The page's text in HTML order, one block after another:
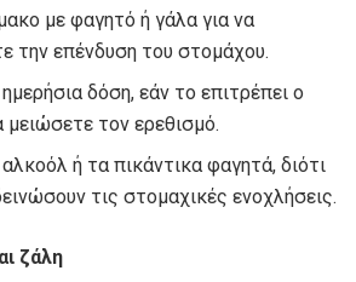
με φαγητό ή γάλα για να
την επένδυση του στομάχου.
δόση, εάν το επιτρέπει ο
μειώσετε τον ερεθισμό.
ή τα πικάντικα φαγητά, διότι
τις στομαχικές ενοχλήσεις.
ζάλη